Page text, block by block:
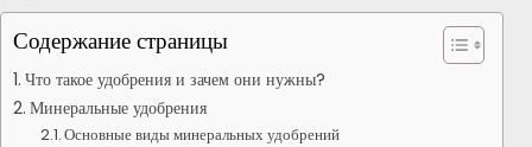
Содержание страницы
Что такое удобрения и зачем они нужны?
Минеральные удобрения
Основные виды минеральных удобрений